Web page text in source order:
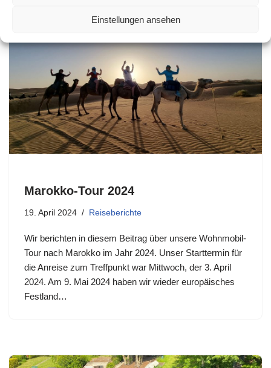
Einstellungen ansehen
Marokko-Tour 2024
19. April 2024 Reiseberichte
Wir berichten in diesem Beitrag über unsere Wohnmobil-
Tour nach Marokko im Jahr 2024. Unser Starttermin für
die Anreise zum Treffpunkt war Mittwoch, der 3. April
2024. Am 9. Mai 2024 haben wir wieder europäisches
Festland…